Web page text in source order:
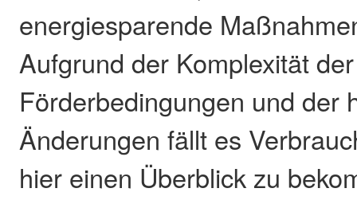
energiesparende
Aufgrund der Komplexität der
Förderbedingungen und der
Änderungen fällt es
hier einen Überblick zu